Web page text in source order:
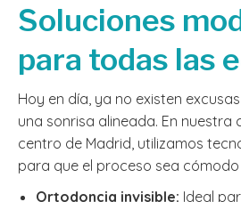
Soluciones
para todas las
Hoy en día, ya no existen
una sonrisa alineada. En nuestra
centro de Madrid, utilizamos
para que el proceso sea
Ortodoncia invisible: Ideal